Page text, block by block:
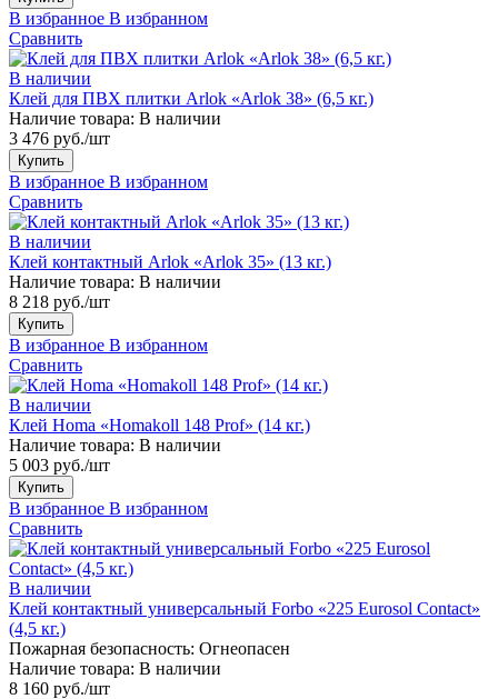
В избранное В избранном
Сравнить
В наличии
Клей для ПВХ плитки Arlok «Arlok 38» (6,5 кг.)
Наличие товара: В наличии
3 476 руб./шт
Купить
В избранное В избранном
Сравнить
В наличии
Клей контактный Arlok «Arlok 35» (13 кг.)
Наличие товара: В наличии
8 218 руб./шт
Купить
В избранное В избранном
Сравнить
В наличии
Клей Homa «Homakoll 148 Prof» (14 кг.)
Наличие товара: В наличии
5 003 руб./шт
Купить
В избранное В избранном
Сравнить
В наличии
Клей контактный универсальный Forbo «225 Eurosol Contact»
(4,5 кг.)
Пожарная безопасность: Огнеопасен
Наличие товара: В наличии
8 160 руб./шт